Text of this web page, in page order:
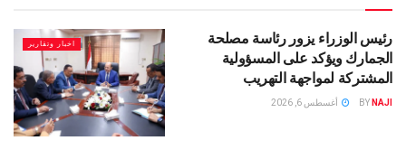
اخبار وتقارير
رئيس الوزراء يزور رئاسة مصلحة
الجمارك ويؤكد على المسؤولية
المشتركة لمواجهة التهريب
BY NAJI أغسطس 6, 2026